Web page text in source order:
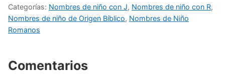
Categorías: Nombres de niño con J, Nombres de niño con R,
Nombres de niño de Origen Bíblico, Nombres de Niño
Romanos
Comentarios